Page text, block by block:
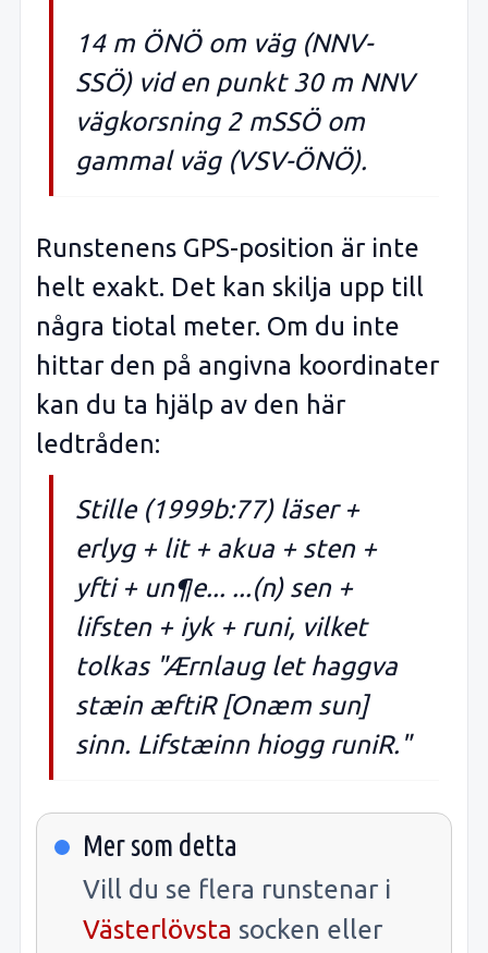
14 m ÖNÖ om väg (NNV-
SSÖ) vid en punkt 30 m NNV
vägkorsning 2 mSSÖ om
gammal väg (VSV-ÖNÖ).
Runstenens GPS-position är inte
helt exakt. Det kan skilja upp till
några tiotal meter. Om du inte
hittar den på angivna koordinater
kan du ta hjälp av den här
ledtråden:
Stille (1999b:77) läser +
erlyg + lit + akua + sten +
yfti + un¶e... ...(n) sen +
lifsten + iyk + runi, vilket
tolkas "Ærnlaug let haggva
stæin æftiR [Onæm sun]
sinn. Lifstæinn hiogg runiR."
Mer som detta
Vill du se flera runstenar i
Västerlövsta socken eller